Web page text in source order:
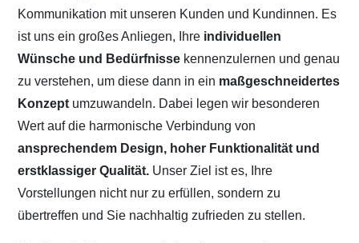
Kommunikation mit unseren Kunden und Kundinnen. Es
ist uns ein großes Anliegen, Ihre individuellen
Wünsche und Bedürfnisse kennenzulernen und genau
zu verstehen, um diese dann in ein maßgeschneidertes
Konzept umzuwandeln. Dabei legen wir besonderen
Wert auf die harmonische Verbindung von
ansprechendem Design, hoher Funktionalität und
erstklassiger Qualität. Unser Ziel ist es, Ihre
Vorstellungen nicht nur zu erfüllen, sondern zu
übertreffen und Sie nachhaltig zufrieden zu stellen.